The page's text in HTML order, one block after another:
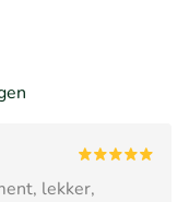
lekker,